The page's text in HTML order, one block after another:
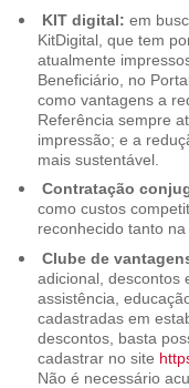
KIT digital: em
KitDigital, que tem
atualmente
Beneficiário, no
como vantagens a
Referência sempre
impressão; e a
mais sustentável.
Contratação
como custos
reconhecido tanto
Clube de
adicional, descontos
assistência,
cadastradas em
descontos, basta
cadastrar no site
Não é necessário